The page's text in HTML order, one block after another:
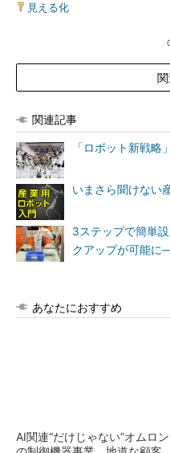
見える化
関連記事
「ロボット新戦略
いまさら聞けない
3ステップで簡単
クアップが可能
あなたにおすすめ
AI関連“だけじゃない”オムロン